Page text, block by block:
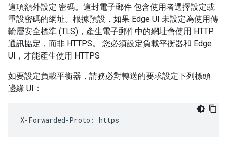
這項額外設定 密碼。這封電子郵件 包含使用者選擇設定或
重設密碼的網址。根據預設，如果 Edge UI 未設定為使用傳
輸層安全標準 (TLS)，產生電子郵件中的網址會使用 HTTP
通訊協定，而非 HTTPS。 您必須設定負載平衡器和 Edge
UI，才能產生使用 HTTPS
如要設定負載平衡器，請務必對轉送的要求設定下列標頭
邊緣 UI：
X-Forwarded-Proto: https